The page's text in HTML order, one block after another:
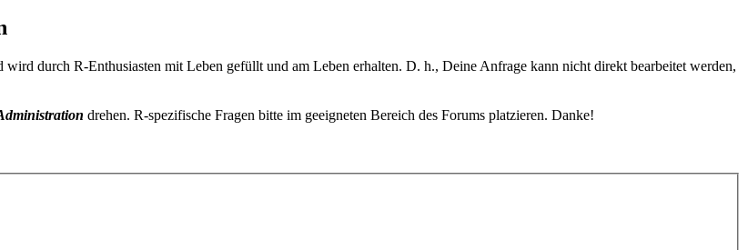
durch R-Enthusiasten mit Leben gefüllt und am Leben erhalten. D. h., Deine Anfrage kann nicht direkt bearbeitet werden,
drehen. R-spezifische Fragen bitte im geeigneten Bereich des Forums platzieren. Danke!